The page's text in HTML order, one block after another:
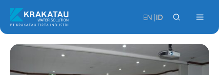
content
EN ID